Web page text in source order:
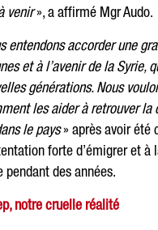
venir», a affirmé Mgr Audo.
entendons accorder une
et à l’avenir de la Syrie,
générations. Nous
les aider à retrouver la
le pays» après avoir été
forte d’émigrer et à
des années.
notre cruelle réalité